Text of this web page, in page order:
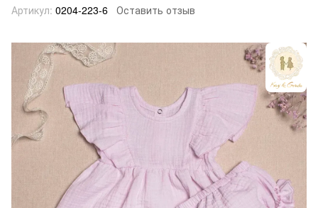
Артикул: 0204-223-6 Оставить отзыв